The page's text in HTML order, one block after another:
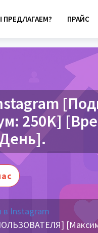
ПРЕДЛАГАЕМ? ПРАЙС
250K]
в Instagram